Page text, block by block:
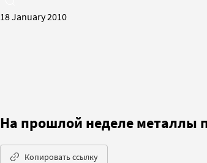
18 January 2010
На прошлой неделе металлы
Копировать ссылку